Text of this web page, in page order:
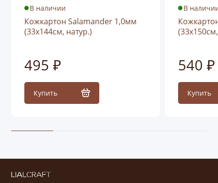
В наличии
Кожкартон Salamander 1,0мм
(33х144см, натур.)
495 ₽
Купить
В
540 ₽
Купить